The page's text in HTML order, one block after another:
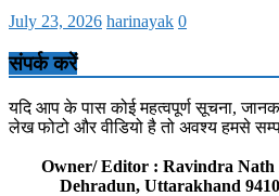
July 23, 2026 harinayak 0
संपर्क करें
यदि आप के पास कोई महत्वपूर्ण सूचना,
लेख फोटो और वीडियो है तो अवश्य हमसे
Owner/ Editor : Ravindra
Dehradun, Uttarakhand